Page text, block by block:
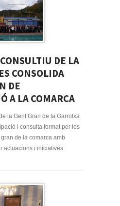
DE LA
CONSOLIDA
DE
A LA COMARCA
la Gent Gran de la Garrotxa
i consulta format per les
de la comarca amb
actuacions i iniciatives